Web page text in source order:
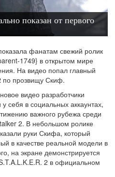
показан от первого
фанатам свежий ролик
1749} в открытом мире
На видео попал главный
по прозвищу Скиф.
видео разработчики
себя в социальных аккаунтах,
важного рубежа среди
2. В небольшом ролике
руки Скифа, который
в качестве реальной модели в
на экране демонстрируется
2 в официальном